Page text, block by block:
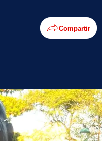
Compartir